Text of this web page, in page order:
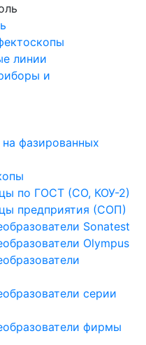
линии
и
фазированных
по ГОСТ (СО, КОУ-2)
предприятия (СОП)
Sonatest
Olympus
серии
фирмы